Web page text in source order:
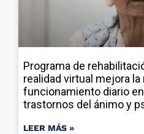
Programa de
realidad virtual mejora la
funcionamiento diario
trastornos del ánimo y
LEER MÁS »